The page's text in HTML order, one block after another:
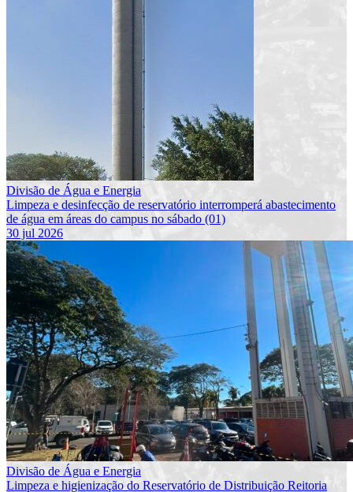
Divisão de Água e Energia
Limpeza e desinfecção de reservatório interromperá abastecimento
de água em áreas do campus no sábado (01)
30 jul 2026
Divisão de Água e Energia
Limpeza e higienização do Reservatório de Distribuição Reitoria